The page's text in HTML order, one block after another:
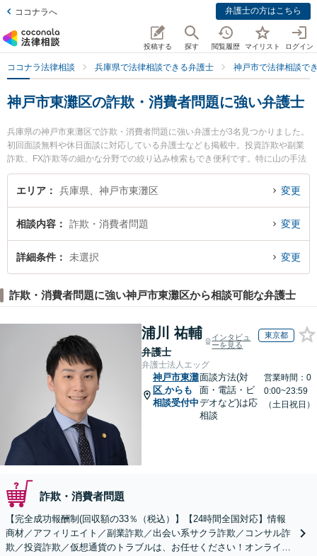
ココナラへ 弁護士の方はこちら
投稿する 探す 閲覧履歴 マイリスト ログイン
ココナラ法律相談 兵庫県で法律相談できる弁護士 神戸市で法律相談で
神戸市東灘区の詐欺・消費者問題に強い弁護士
兵庫県の神戸市東灘区で詐欺・消費者問題に強い弁護士が3名見つかりました。
初回面談無料や休日面談に対応している弁護士なども掲載中。投資詐欺や副業
詐欺、FX詐欺等の細かな分野での絞り込み検索もでき便利です。特に山の手法
律事務所の木島 裕介弁護士や力新堂法律事務所の伊藤 英明弁護士、神戸住吉法
律事務所の辻 直樹弁護士のプロフィール情報や弁護士費用、強みなどが注目さ
績豊富な近くの弁護士を検索したい』『初回相談無料で詐欺・消費者問題を法
律相談できる神戸市東灘区内の弁護士に相談予約したい』などでお困りの相談
者さんにおすすめです。
エリア 兵庫県、神戸市東灘区 変更
相談内容 詐欺・消費者問題 変更
詳細条件 未選択 変更
詐欺・消費者問題に強い神戸市東灘区から相談可能な弁護士
浦川 祐輔
弁護士
インタビュ
ーを見る
東京都
弁護士法人エッグ
神戸市東灘
区 からも
相談受付中
面談方法(対
面・電話・ビ
デオなど)は応
相談
営業時間：0
0:00~23:59
（土日祝日）
詐欺・消費者問題
【完全成功報酬制(回収額の33％（税込）】【24時間全国対応】情報
商材／アフィリエイト／副業詐欺／出会い系サクラ詐欺／コンサル詐
欺／投資詐欺／仮想通貨のトラブルは、お任せください！オンライン